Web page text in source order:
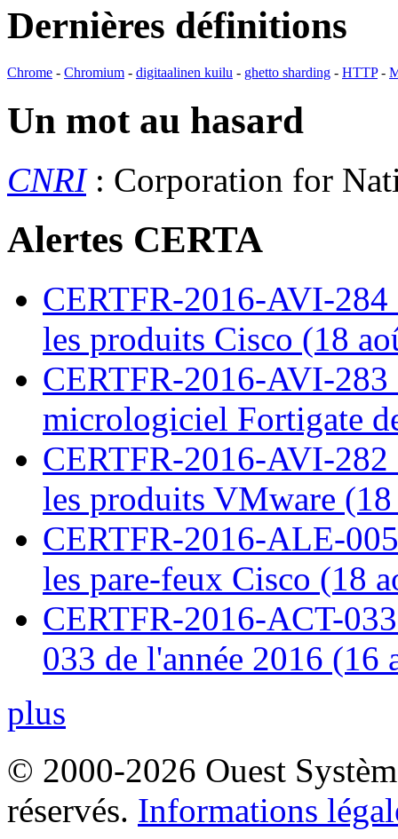
Dernières définitions
Chrome - Chromium - digitaalinen kuilu - ghetto sharding - HTTP-
Un mot au hasard
CNRI: Corporation for
Alertes CERTA
CERTFR-2016-AVI-
les produits Cisco (18
CERTFR-2016-AVI-
micrologiciel Fortigate
CERTFR-2016-AVI-
les produits VMware
CERTFR-2016-ALE-
les pare-feux Cisco (18
CERTFR-2016-ACT-
033 de l'année 2016 (16
plus
© 2000-2026 Ouest
réservés. Informations